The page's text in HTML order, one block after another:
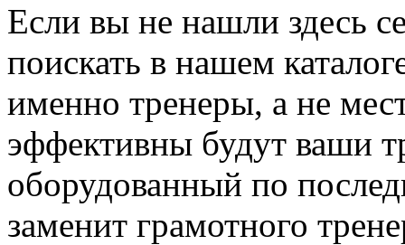
Если вы не нашли здесь
поискать в нашем
именно тренеры, а не
эффективны будут ваши
оборудованный по
заменит грамотного